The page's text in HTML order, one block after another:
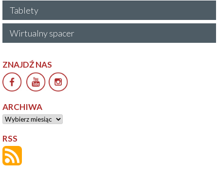
Tablety
Wirtualny spacer
ZNAJDŹ NAS
ARCHIWA
Archiwa
RSS